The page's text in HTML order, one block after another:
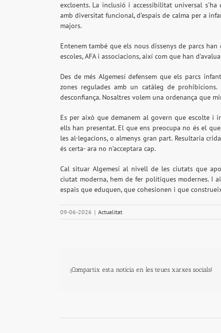
excloents. La inclusió i accessibilitat universal
amb diversitat funcional, d’espais de calma per a
majors.
Entenem també que els nous dissenys de parcs
escoles, AFA i associacions, així com que han
Des de més Algemesí defensem que els parcs
zones regulades amb un catàleg de
desconfiança. Nosaltres volem una ordenança que
Es per això que demanem al govern que escolte i
ells han presentat. El que ens preocupa no és el
les al·legacions, o almenys gran part. Resultaria
és certa- ara no n’acceptara cap.
Cal situar Algemesí al nivell de les ciutats que
ciutat moderna, hem de fer polítiques modernes. I
espais que eduquen, que cohesionen i que
09-06-2026 | Actualitat
¡Compartix esta notícia en les teues xarxes socials!